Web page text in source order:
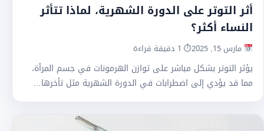
أثر التوتر على الدورة الشهرية، لماذا تتأثر
النساء أكثر؟
مارس 15, 2025 ⏱ 1 دقيقة قراءة
يؤثر التوتر بشكل مباشر على توازن الهرمونات في جسم المرأة،
مما قد يؤدي إلى اضطرابات في الدورة الشهرية مثل تأخرها…